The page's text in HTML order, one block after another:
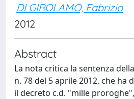
DI GIROLAMO, Fabrizio
2012
Abstract
La nota critica la sentenza
n. 78 del 5 aprile 2012, che
il decreto c.d. "mille